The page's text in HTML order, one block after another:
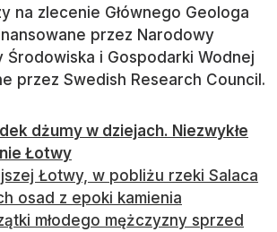
na zlecenie Głównego Geologa
przez Narodowy
Środowiska i Gospodarki Wodnej
przez Swedish Research Council.
dżumy w dziejach. Niezwykłe
Łotwy
Łotwy, w pobliżu rzeki Salaca
osad z epoki kamienia
młodego mężczyzny sprzed